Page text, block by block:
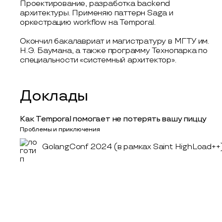
Проектирование, разработка backend
архитектуры. Применяю паттерн Saga и
оркестрацию workflow на Temporal.
Окончил бакалавриат и магистратуру в МГТУ им.
Н.Э. Баумана, а также программу Технопарка по
специальности «системный архитектор».
Доклады
Как Temporal помогает не потерять вашу пиццу
Проблемы и приключения
GolangConf 2024 (в рамках Saint